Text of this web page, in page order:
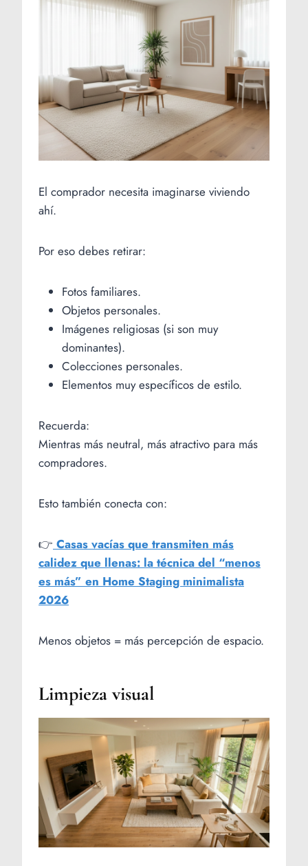
El comprador necesita imaginarse viviendo
ahí.
Por eso debes retirar:
Fotos familiares.
Objetos personales.
Imágenes religiosas (si son muy
dominantes).
Colecciones personales.
Elementos muy específicos de estilo.
Recuerda:
Mientras más neutral, más atractivo para más
compradores.
Esto también conecta con:
👉 Casas vacías que transmiten más
calidez que llenas: la técnica del “menos
es más” en Home Staging minimalista
2026
Menos objetos = más percepción de espacio.
Limpieza visual